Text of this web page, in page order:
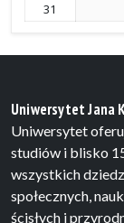
31
Uniwersytet Jana
Uniwersytet
studiów i blisko
wszystkich
społecznych,
ścisłych i